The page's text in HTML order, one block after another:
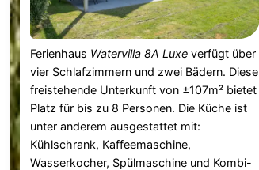
Ferienhaus Watervilla 8A Luxe verfügt über
vier Schlafzimmern und zwei Bädern. Diese
freistehende Unterkunft von ±107m² bietet
Platz für bis zu 8 Personen. Die Küche ist
unter anderem ausgestattet mit:
Kühlschrank, Kaffeemaschine,
Wasserkocher, Spülmaschine und Kombi-